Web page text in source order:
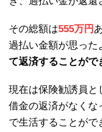
その総額は555万円
過払い金額が思った
て返済することがで
現在は保険勧誘員と
借金の返済がなくな
で生活することがで